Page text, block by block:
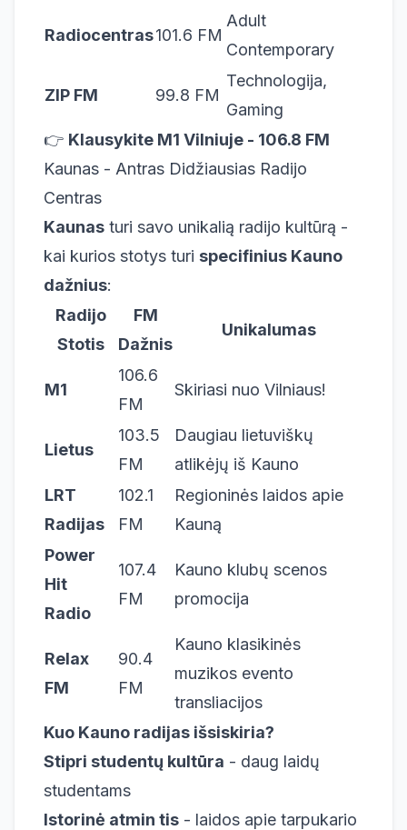
Radiocentras101.6 FM
Adult
Contemporary
ZIP FM 99.8 FM
Technologija,
Gaming
👉 Klausykite M1 Vilniuje - 106.8 FM
Kaunas - Antras Didžiausias Radijo
Centras
Kaunas turi savo unikalią radijo kultūrą -
kai kurios stotys turi specifinius Kauno
dažnius:
Radijo
Stotis
FM
Dažnis
Unikalumas
M1
106.6
FM
Skiriasi nuo Vilniaus!
Lietus
103.5
FM
Daugiau lietuviškų
atlikėjų iš Kauno
LRT
Radijas
102.1
FM
Regioninės laidos apie
Kauną
Power
Hit
Radio
107.4
FM
Kauno klubų scenos
promocija
Relax
FM
90.4
FM
Kauno klasikinės
muzikos evento
transliacijos
Kuo Kauno radijas išsiskiria?
Stipri studentų kultūra - daug laidų
studentams
Istorinė atmin tis - laidos apie tarpukario